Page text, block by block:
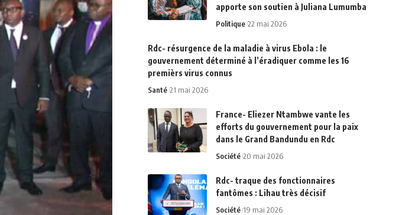
apporte son soutien à Juliana Lumumba
Politique 22 mai 2026
Rdc- résurgence de la maladie à virus Ebola : le
gouvernement déterminé à l’éradiquer comme les 16
premièrs virus connus
Santé 21 mai 2026
France- Eliezer Ntambwe vante les
efforts du gouvernement pour la paix
dans le Grand Bandundu en Rdc
Société 20 mai 2026
Rdc- traque des fonctionnaires
fantômes : Lihau très décisif
Société 19 mai 2026